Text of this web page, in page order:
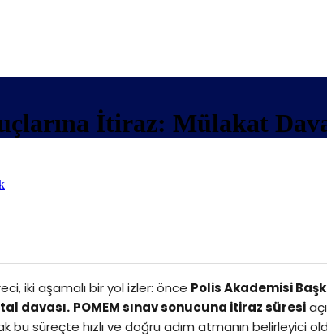
İtiraz: Mülakat
iki aşamalı bir yol izler: önce Polis Akademisi
davası. POMEM sınav sonucuna itiraz süresi
bu süreçte hızlı ve doğru adım atmanın belirleyici